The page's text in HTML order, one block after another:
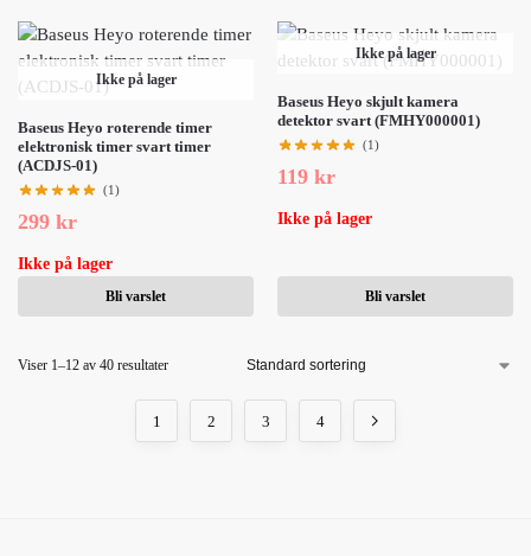
Ikke på lager
Baseus Heyo roterende timer
elektronisk timer svart timer
(ACDJS-01)
(1)
299 kr
Ikke på lager
Bli varslet
Ikke på lager
Baseus Heyo skjult kamera
detektor svart (FMHY000001)
(1)
119 kr
Ikke på lager
Bli varslet
Viser 1–12 av 40 resultater
1 2 3 4